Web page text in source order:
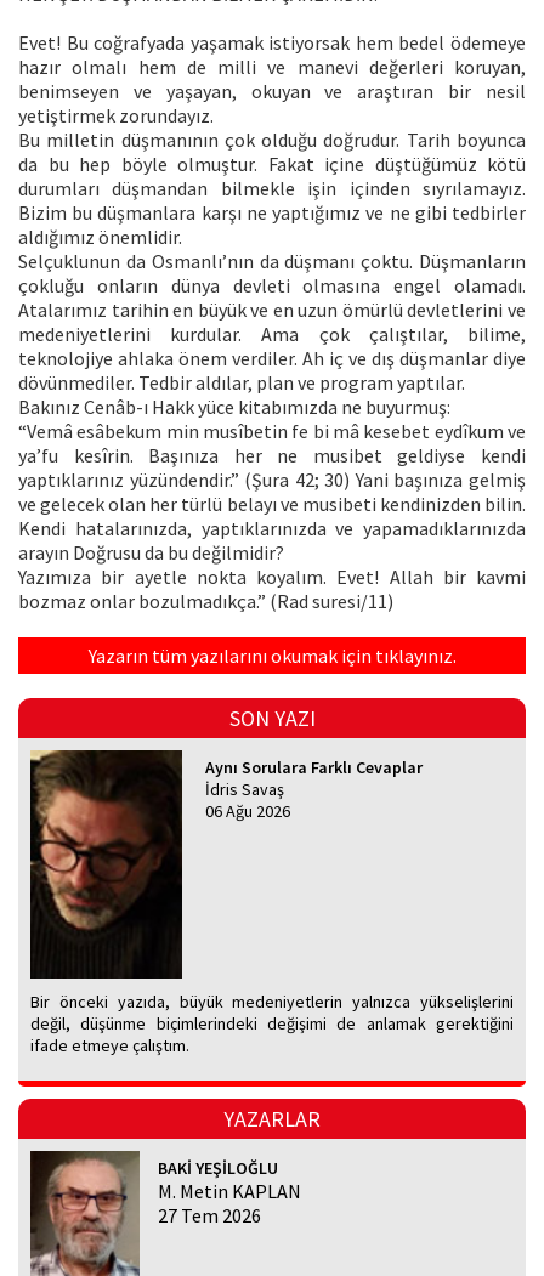
Evet! Bu coğrafyada yaşamak istiyorsak hem bedel ödemeye
hazır olmalı hem de milli ve manevi değerleri koruyan,
benimseyen ve yaşayan, okuyan ve araştıran bir nesil
yetiştirmek zorundayız.
Bu milletin düşmanının çok olduğu doğrudur. Tarih boyunca
da bu hep böyle olmuştur. Fakat içine düştüğümüz kötü
durumları düşmandan bilmekle işin içinden sıyrılamayız.
Bizim bu düşmanlara karşı ne yaptığımız ve ne gibi tedbirler
aldığımız önemlidir.
Selçuklunun da Osmanlı’nın da düşmanı çoktu. Düşmanların
çokluğu onların dünya devleti olmasına engel olamadı.
Atalarımız tarihin en büyük ve en uzun ömürlü devletlerini ve
medeniyetlerini kurdular. Ama çok çalıştılar, bilime,
teknolojiye ahlaka önem verdiler. Ah iç ve dış düşmanlar diye
dövünmediler. Tedbir aldılar, plan ve program yaptılar.
Bakınız Cenâb-ı Hakk yüce kitabımızda ne buyurmuş:
“Vemâ esâbekum min musîbetin fe bi mâ kesebet eydîkum ve
ya’fu kesîrin. Başınıza her ne musibet geldiyse kendi
yaptıklarınız yüzündendir.” (Şura 42; 30) Yani başınıza gelmiş
ve gelecek olan her türlü belayı ve musibeti kendinizden bilin.
Kendi hatalarınızda, yaptıklarınızda ve yapamadıklarınızda
arayın Doğrusu da bu değilmidir?
Yazımıza bir ayetle nokta koyalım. Evet! Allah bir kavmi
bozmaz onlar bozulmadıkça.” (Rad suresi/11)
Yazarın tüm yazılarını okumak için tıklayınız.
SON YAZI
Aynı Sorulara Farklı Cevaplar
İdris Savaş
06 Ağu 2026
Bir önceki yazıda, büyük medeniyetlerin yalnızca yükselişlerini
değil, düşünme biçimlerindeki değişimi de anlamak gerektiğini
ifade etmeye çalıştım.
YAZARLAR
BAKİ YEŞİLOĞLU
M. Metin KAPLAN
27 Tem 2026